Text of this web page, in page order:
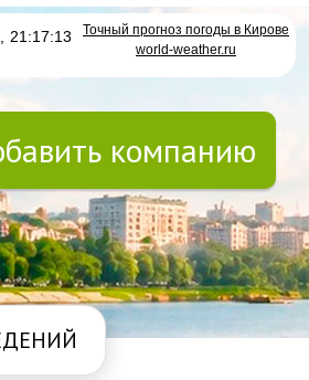
21:17:14
Точный прогноз погоды в Кирове
world-weather.ru
компанию